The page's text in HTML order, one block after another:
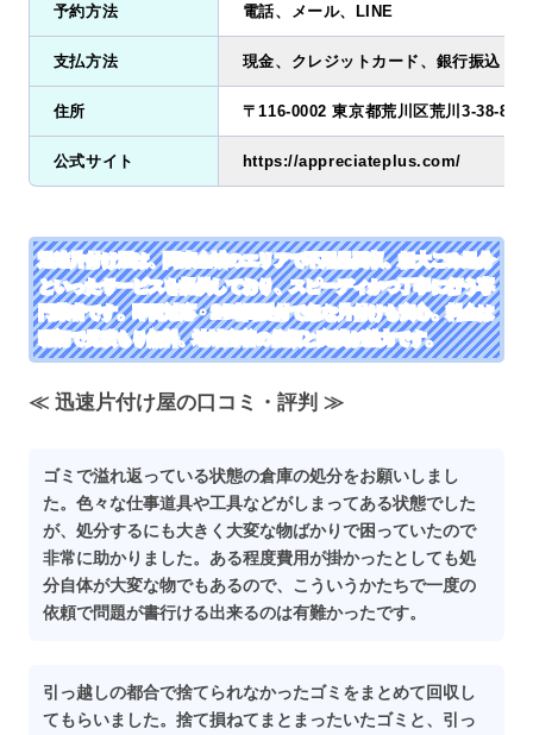
予約方法 電話、メール、LINE
支払方法 現金、クレジットカード、銀行振込
住所 〒116-0002 東京都荒川区荒川3-38-8 (
公式サイト https://appreciateplus.com/
迅速片付け屋は、関東全域のエリアで不用品回収、粗大ごみ処分
といったサービスを提供しており、スピーディかつ丁寧に行う専
門業者です。即日対応・24時間受付で急な片付けも安心。料金は
明朗で見積もり無料、地域密着の信頼と実績が魅力です。
≪ 迅速片付け屋の口コミ・評判 ≫
ゴミで溢れ返っている状態の倉庫の処分をお願いしまし
た。色々な仕事道具や工具などがしまってある状態でした
が、処分するにも大きく大変な物ばかりで困っていたので
非常に助かりました。ある程度費用が掛かったとしても処
分自体が大変な物でもあるので、こういうかたちで一度の
依頼で問題が書行ける出来るのは有難かったです。
引っ越しの都合で捨てられなかったゴミをまとめて回収し
てもらいました。捨て損ねてまとまったいたゴミと、引っ